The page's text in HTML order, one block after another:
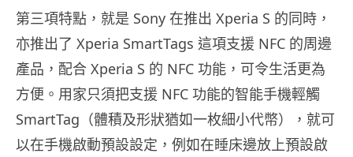
第三項特點，就是 Sony 在推出 Xperia S 的同時，
亦推出了 Xperia SmartTags 這項支援 NFC 的周邊
產品，配合 Xperia S 的 NFC 功能，可令生活更為
方便。用家只須把支援 NFC 功能的智能手機輕觸
SmartTag（體積及形狀猶如一枚細小代幣），就可
以在手機啟動預設設定，例如在睡床邊放上預設啟